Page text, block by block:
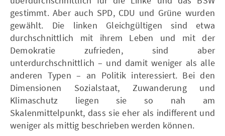
gestimmt. Aber auch SPD, CDU und Grüne wurden
gewählt. Die linken Gleichgültigen sind etwa
durchschnittlich mit ihrem Leben und mit der
Demokratie zufrieden, sind aber
unterdurchschnittlich – und damit weniger als alle
anderen Typen – an Politik interessiert. Bei den
Dimensionen Sozialstaat, Zuwanderung und
Klimaschutz liegen sie so nah am
Skalenmittelpunkt, dass sie eher als indifferent und
weniger als mittig beschrieben werden können.